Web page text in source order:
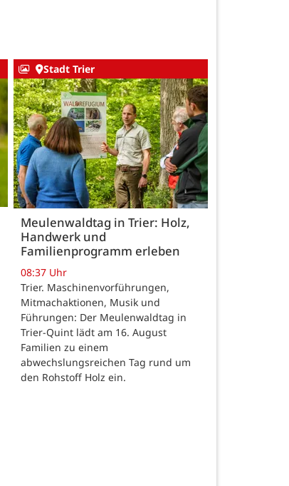
Stadt Trier
Meulenwaldtag in Trier: Holz,
Handwerk und
Familienprogramm erleben
08:37 Uhr
Trier. Maschinenvorführungen,
Mitmachaktionen, Musik und
Führungen: Der Meulenwaldtag in
Trier-Quint lädt am 16. August
Familien zu einem
abwechslungsreichen Tag rund um
den Rohstoff Holz ein.